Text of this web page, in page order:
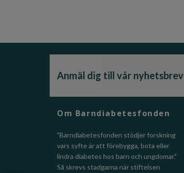
Anmäl dig till vår nyhetsbrev
Om Barndiabetesfonden
"Barndiabetesfonden stödjer forskning
vars syfte är att förebygga, bota eller
lindra diabetes hos barn och ungdomar."
Så skrevs stadgarna när stiftelsen